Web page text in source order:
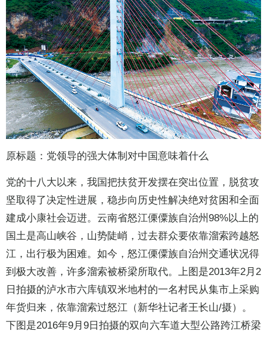
原标题：党领导的强大体制对中国意味着什么
党的十八大以来，我国把扶贫开发摆在突出位置，脱贫攻
坚取得了决定性进展，稳步向历史性解决绝对贫困和全面
建成小康社会迈进。云南省怒江傈僳族自治州98%以上的
国土是高山峡谷，山势陡峭，过去群众要依靠溜索跨越怒
江，出行极为困难。如今，怒江傈僳族自治州交通状况得
到极大改善，许多溜索被桥梁所取代。上图是2013年2月2
日拍摄的泸水市六库镇双米地村的一名村民从集市上采购
年货归来，依靠溜索过怒江（新华社记者王长山/摄）。
下图是2016年9月9日拍摄的双向六车道大型公路跨江桥梁